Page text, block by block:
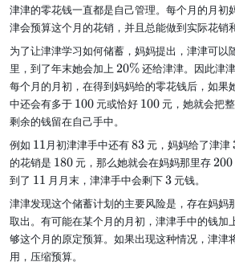
津津的零花钱一直都是自己管理。每个月的月初
津会预算这个月的花销，并且总能做到实际花销
为了让津津学习如何储蓄，妈妈提出，津津可以
里，到了年末她会加上2
0
\
%
20%还给津津。因此津
每个月的月初，在得到妈妈给的零花钱后，如果
中还会有多于 1
0
0
100 元或恰好 1
100 元，她就会把
剩余的钱留在自己手中。
例如 1
1
11月初津津手中还有8
3
83 元，妈妈给了津津
的花销是 1
8
0
180 元，那么她就会在妈妈那里存2
200
到了 111 月月末，津津手中会剩下3
3 元钱。
津津发现这个储蓄计划的主要风险是，存在妈妈
取出。有可能在某个月的月初，津津手中的钱加
够这个月的原定预算。如果出现这种情况，津津
用，压缩预算。